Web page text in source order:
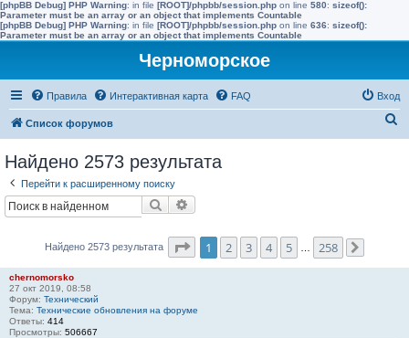
[phpBB Debug] PHP Warning: in file [ROOT]/phpbb/session.php on line 580: sizeof():
Parameter must be an array or an object that implements Countable
[phpBB Debug] PHP Warning: in file [ROOT]/phpbb/session.php on line 636: sizeof():
Parameter must be an array or an object that implements Countable
Черноморское
Правила Интерактивная карта FAQ Вход
Список форумов
Найдено 2573 результата
Перейти к расширенному поиску
Поиск
Найдено 2573 результата Страница1 из 258
1 2 3 4 5 258
chernomorsko
27 окт 2019, 08:58
Форум: Технический
Тема: Технические обновления на форуме
Ответы: 414
Просмотры: 506667